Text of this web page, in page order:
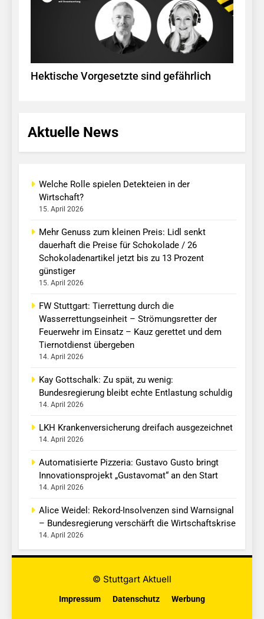
Hektische Vorgesetzte sind gefährlich
Aktuelle News
Welche Rolle spielen Detekteien in der
Wirtschaft?
15. April 2026
Mehr Genuss zum kleinen Preis: Lidl senkt
dauerhaft die Preise für Schokolade / 26
Schokoladenartikel jetzt bis zu 13 Prozent
günstiger
15. April 2026
FW Stuttgart: Tierrettung durch die
Wasserrettungseinheit – Strömungsretter der
Feuerwehr im Einsatz – Kauz gerettet und dem
Tiernotdienst übergeben
14. April 2026
Kay Gottschalk: Zu spät, zu wenig:
Bundesregierung bleibt echte Entlastung schuldig
14. April 2026
LKH Krankenversicherung dreifach ausgezeichnet
14. April 2026
Automatisierte Pizzeria: Gustavo Gusto bringt
Innovationsprojekt „Gustavomat“ an den Start
14. April 2026
Alice Weidel: Rekord-Insolvenzen sind Warnsignal
– Bundesregierung verschärft die Wirtschaftskrise
14. April 2026
© Stuttgart Aktuell
Impressum Datenschutz Werbung